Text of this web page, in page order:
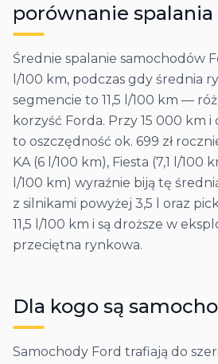
porównanie spalania
Średnie spalanie samochodów
l/100 km, podczas gdy średnia
segmencie to 11,5 l/100 km —
korzyść Forda. Przy 15 000 km i
to oszczędność ok. 699 zł
KA (6 l/100 km), Fiesta (7,1 l/100
l/100 km) wyraźnie biją tę
z silnikami powyżej 3,5 l oraz
11,5 l/100 km i są droższe w
przeciętna rynkowa.
Dla kogo są
Samochody Ford trafiają do